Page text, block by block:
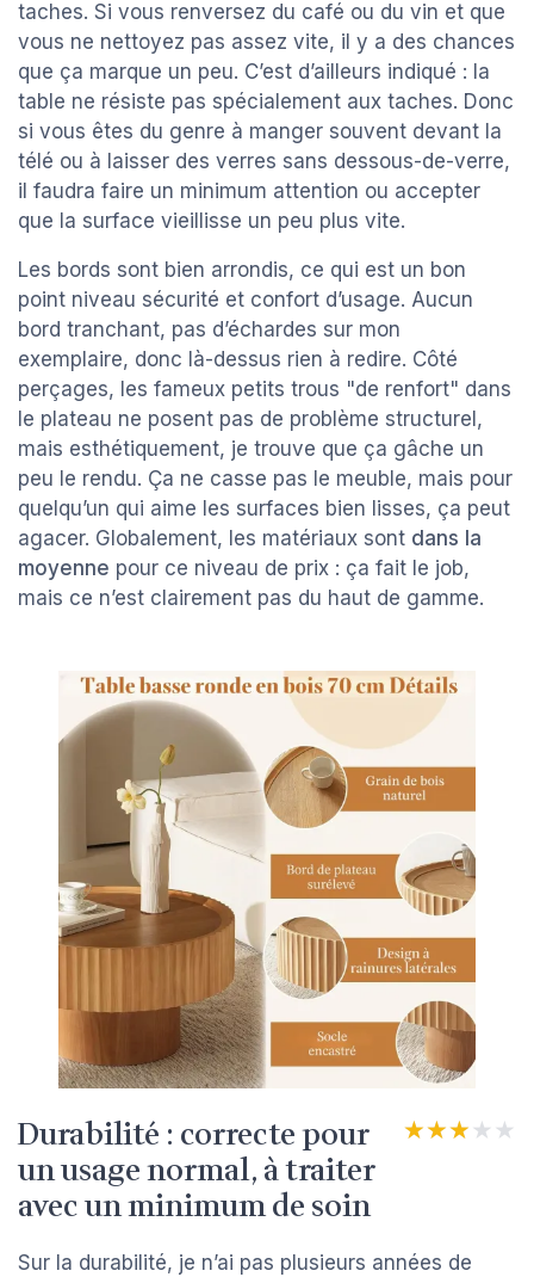
taches. Si vous renversez du café ou du vin et que
vous ne nettoyez pas assez vite, il y a des chances
que ça marque un peu. C’est d’ailleurs indiqué : la
table ne résiste pas spécialement aux taches. Donc
si vous êtes du genre à manger souvent devant la
télé ou à laisser des verres sans dessous-de-verre,
il faudra faire un minimum attention ou accepter
que la surface vieillisse un peu plus vite.
Les bords sont bien arrondis, ce qui est un bon
point niveau sécurité et confort d’usage. Aucun
bord tranchant, pas d’échardes sur mon
exemplaire, donc là-dessus rien à redire. Côté
perçages, les fameux petits trous "de renfort" dans
le plateau ne posent pas de problème structurel,
mais esthétiquement, je trouve que ça gâche un
peu le rendu. Ça ne casse pas le meuble, mais pour
quelqu’un qui aime les surfaces bien lisses, ça peut
agacer. Globalement, les matériaux sont dans la
moyenne pour ce niveau de prix : ça fait le job,
mais ce n’est clairement pas du haut de gamme.
Durabilité : correcte pour
un usage normal, à traiter
avec un minimum de soin
★★★★★
★★★★★
Sur la durabilité, je n’ai pas plusieurs années de